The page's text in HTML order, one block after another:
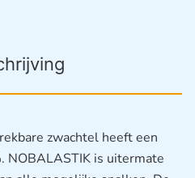
zwachtel heeft een
NOBALASTIK is uitermate